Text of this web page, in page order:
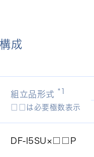
成
組立品形式 *1
□□は必要極数表示
DF-l5SU×□□P